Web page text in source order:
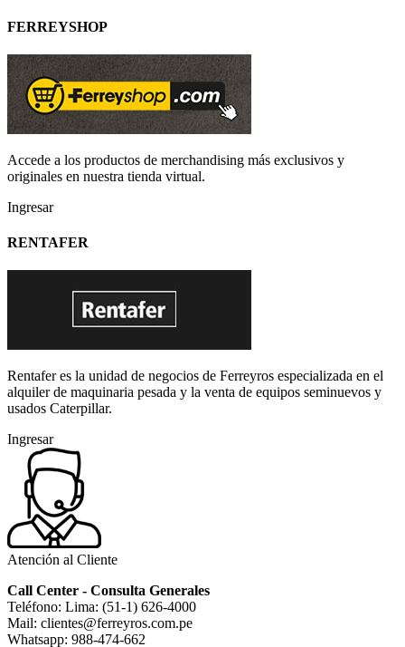
FERREYSHOP
Accede a los productos de merchandising más exclusivos y
originales en nuestra tienda virtual.
Ingresar
RENTAFER
Rentafer es la unidad de negocios de Ferreyros especializada en el
alquiler de maquinaria pesada y la venta de equipos seminuevos y
usados Caterpillar.
Ingresar
Atención al Cliente
Call Center - Consulta Generales
Teléfono: Lima: (51-1) 626-4000
Mail: clientes@ferreyros.com.pe
Whatsapp: 988-474-662